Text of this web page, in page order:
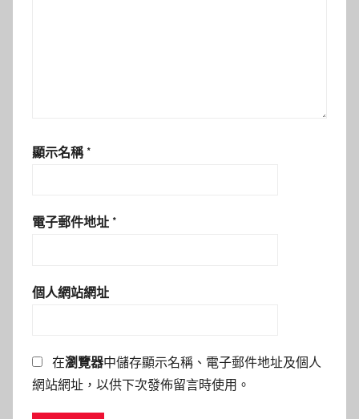
顯示名稱 *
電子郵件地址 *
個人網站網址
在瀏覽器中儲存顯示名稱、電子郵件地址及個人
網站網址，以供下次發佈留言時使用。